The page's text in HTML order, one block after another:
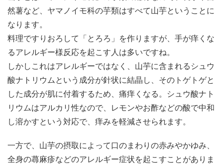
然薯など、ヤマノイモ科の芋類はすべて山芋ということに
なります。
料理ですりおろして「とろろ」を作りますが、手が痒くな
るアレルギー様反応を起こす人は多いですね。
しかしこれはアレルギーではなく、山芋に含まれるシュウ
酸ナトリウムという成分が針状に結晶し、そのトゲトゲと
した成分が肌に付着するため、痛痒くなる。シュウ酸ナト
リウムはアルカリ性なので、レモンやお酢などの酸で中和
し溶かすという対応で、痒みを軽減させられます。
一方で、山芋の摂取によって口のまわりの赤みやかゆみ、
全身の蕁麻疹などのアレルギー症状を起こすことがありま